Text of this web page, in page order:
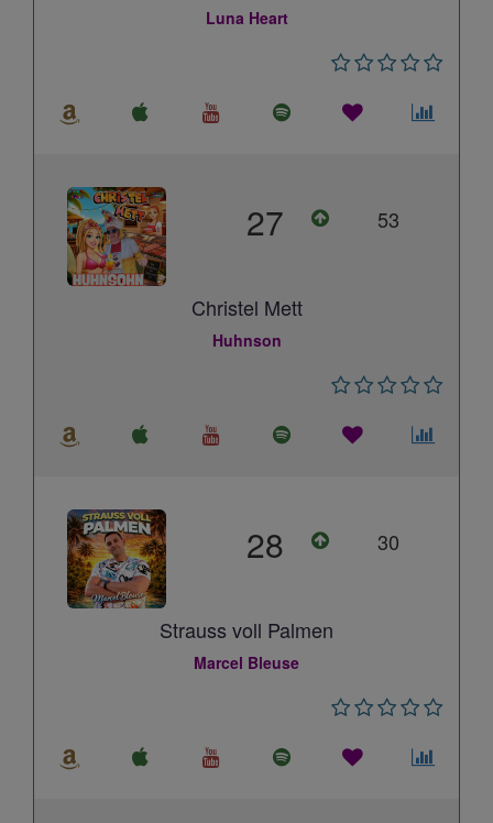
Luna Heart
27 53
Christel Mett
Huhnson
28 30
Strauss voll Palmen
Marcel Bleuse